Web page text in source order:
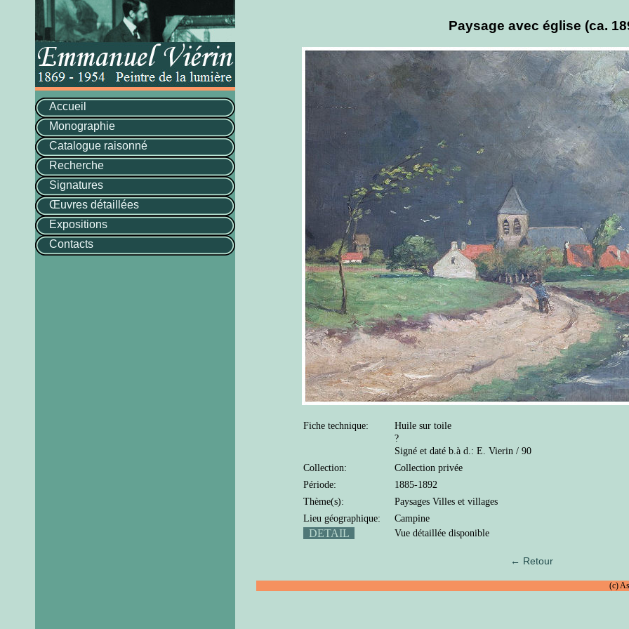
Accueil
Monographie
Catalogue raisonné
Recherche
Signatures
Œuvres détaillées
Expositions
Contacts
Paysage avec église (ca.
Fiche technique:
Huile sur toile
?
Signé et daté b.à d.: E. Vierin / 90
Collection:
Collection privée
Période:
1885-1892
Thème(s):
Paysages Villes et villages
Lieu géographique:
Campine
DETAIL Vue détaillée disponible
← Retour
(c)